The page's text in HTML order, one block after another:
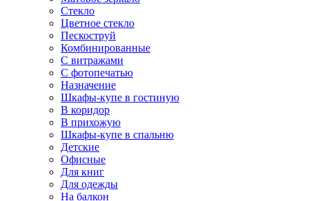
Стекло
Цветное стекло
Пескоструй
Комбинированные
С витражами
С фотопечатью
Назначение
Шкафы-купе в гостиную
В коридор
В прихожую
Шкафы-купе в спальню
Детские
Офисные
Для книг
Для одежды
На балкон